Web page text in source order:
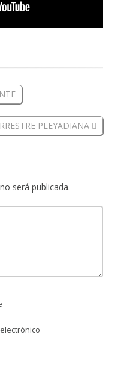
PLEYADIANA
será publicada.